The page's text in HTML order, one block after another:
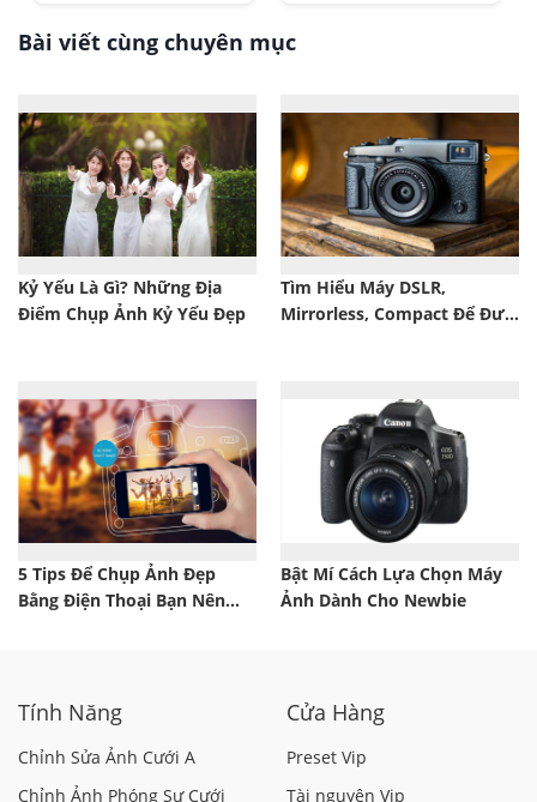
Bài viết cùng chuyên mục
Kỷ Yếu Là Gì? Những Địa
Điểm Chụp Ảnh Kỷ Yếu Đẹp
Tìm Hiểu Máy DSLR,
Mirrorless, Compact Để Đưa
5 Tips Để Chụp Ảnh Đẹp
Bằng Điện Thoại Bạn Nên
Bật Mí Cách Lựa Chọn Máy
Ảnh Dành Cho Newbie
Tính Năng
Chỉnh Sửa Ảnh Cưới A
Chỉnh Ảnh Phóng Sự Cưới
Cửa Hàng
Preset Vip
Tài nguyên Vip